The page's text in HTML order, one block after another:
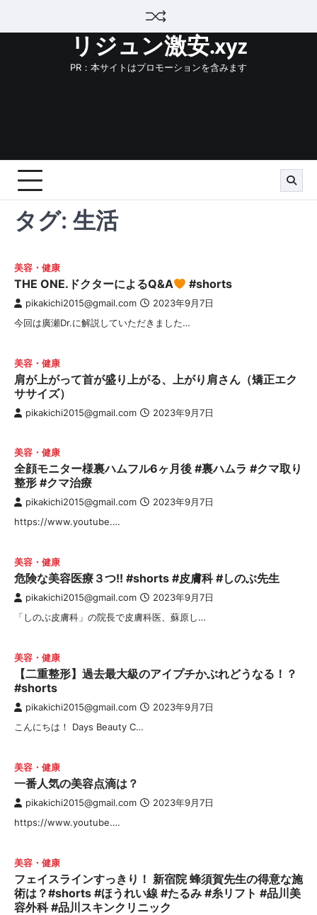
リジュン激安.xyz
PR：本サイトはプロモーションを含みます
タグ:生活
美容・健康
THE ONE.ドクターによるQ&A #shorts
pikakichi2015@gmail.com 2023年9月7日
今回は廣瀬Dr.に解説していただきました…
美容・健康
肩が上がって首が盛り上がる、上がり肩さん（矯正エク
ササイズ）
pikakichi2015@gmail.com 2023年9月7日
美容・健康
全顔モニター様裏ハムフル6ヶ月後 #裏ハムラ #クマ取り
整形 #クマ治療
pikakichi2015@gmail.com 2023年9月7日
https://www.youtube.…
美容・健康
危険な美容医療３つ!! #shorts #皮膚科 #しのぶ先生
pikakichi2015@gmail.com 2023年9月7日
「しのぶ皮膚科」の院長で皮膚科医、蘇原し…
美容・健康
【二重整形】過去最大級のアイプチかぶれどうなる！？
#shorts
pikakichi2015@gmail.com 2023年9月7日
こんにちは！ Days Beauty C…
美容・健康
一番人気の美容点滴は？
pikakichi2015@gmail.com 2023年9月7日
https://www.youtube.…
美容・健康
フェイスラインすっきり！ 新宿院 蜂須賀先生の得意な施
術は？#shorts #ほうれい線 #たるみ #糸リフト #品川美
容外科 #品川スキンクリニック